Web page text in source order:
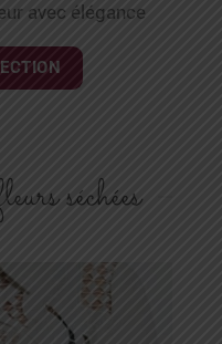
avec élégance
séchées